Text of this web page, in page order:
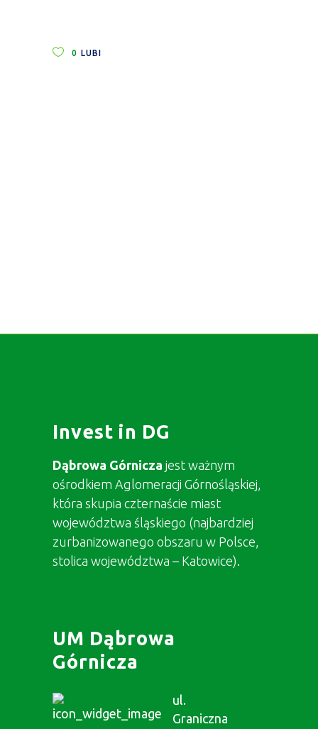
0 LUBI
Invest in DG
Dąbrowa Górnicza jest ważnym
ośrodkiem Aglomeracji Górnośląskiej,
która skupia czternaście miast
województwa śląskiego (najbardziej
zurbanizowanego obszaru w Polsce,
stolica województwa – Katowice).
UM Dąbrowa
Górnicza
ul.
Graniczna